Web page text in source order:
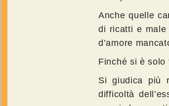
Anche quelle
di ricatti e male
d’amore
Finché si è
Si giudica più
difficoltà